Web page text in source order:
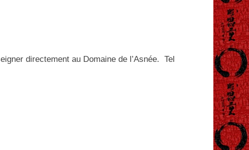
directement au Domaine de l’Asnée. Tel